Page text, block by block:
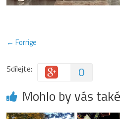
← Forrige
Sdílejte: 0
Mohlo by vás